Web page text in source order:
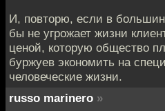
И, повторю, если в
бы не угрожает жизни
ценой, которую общество
буржуев экономить на
человеческие жизни.
russo marinero »